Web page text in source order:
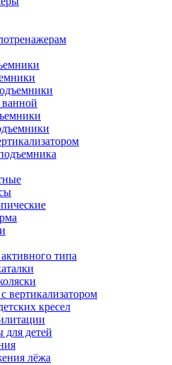
типа
вертикализатором
кресел
для детей
лёжа